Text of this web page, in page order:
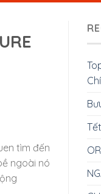
tìm đến
ngoài nó